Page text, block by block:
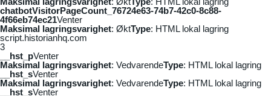
chatbotVisitorPageCount_76724e63-74b7-42c0-8c88-
4f66eb74ec21Venter
Maksimal lagringsvarighet: ØktType: HTML lokal lagring
script.historianhq.com
3
__hst_pVenter
Maksimal lagringsvarighet: VedvarendeType: HTML lokal lagring
__hst_sVenter
Maksimal lagringsvarighet: VedvarendeType: HTML lokal lagring
__hst_sVenter